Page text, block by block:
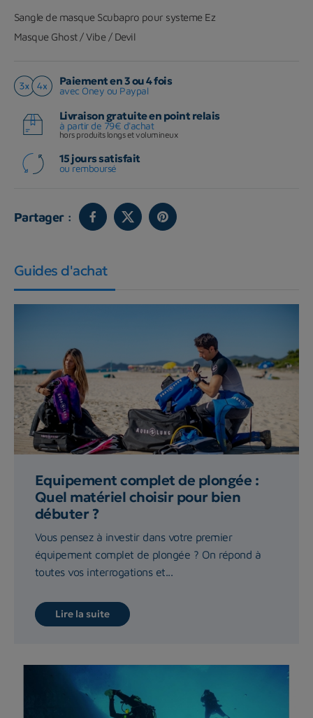
Sangle de masque Scubapro pour systeme Ez
Masque Ghost / Vibe / Devil
Paiement en 3 ou 4 fois
avec Oney ou Paypal
Livraison gratuite en point relais
à partir de 79€ d'achat
hors produits longs et volumineux
15 jours satisfait
ou remboursé
Partager :
Guides d'achat
Equipement complet de plongée :
Quel matériel choisir pour bien
débuter ?
Vous pensez à investir dans votre premier
équipement complet de plongée ? On répond à
toutes vos interrogations et...
Lire la suite